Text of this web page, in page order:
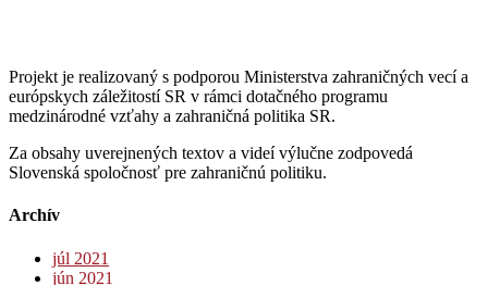
Projekt je realizovaný s podporou Ministerstva zahraničných vecí a
európskych záležitostí SR v rámci dotačného programu
medzinárodné vzťahy a zahraničná politika SR.
Za obsahy uverejnených textov a videí výlučne zodpovedá
Slovenská spoločnosť pre zahraničnú politiku.
Archív
júl 2021
jún 2021